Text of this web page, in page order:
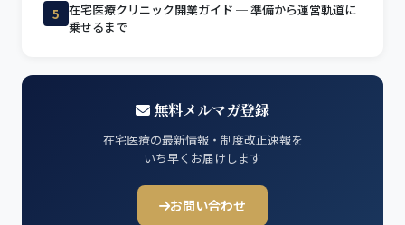
5 在宅医療クリニック開業ガイド ─ 準備から運営軌道に
乗せるまで
無料メルマガ登録
在宅医療の最新情報・制度改正速報を
いち早くお届けします
お問い合わせ